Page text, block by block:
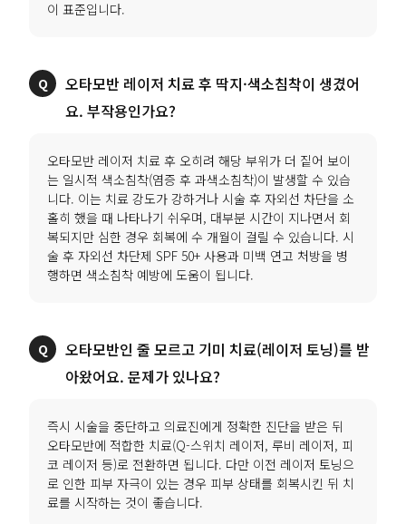
오타모반 레이저 치료 후 딱지·색소침착이 생겼어
요. 부작용인가요?
오타모반 레이저 치료 후 오히려 해당 부위가 더 짙어 보이
는 일시적 색소침착(염증 후 과색소침착)이 발생할 수 있습
니다. 이는 치료 강도가 강하거나 시술 후 자외선 차단을 소
홀히 했을 때 나타나기 쉬우며, 대부분 시간이 지나면서 회
복되지만 심한 경우 회복에 수 개월이 걸릴 수 있습니다. 시
술 후 자외선 차단제 SPF 50+ 사용과 미백 연고 처방을 병
행하면 색소침착 예방에 도움이 됩니다.
오타모반인 줄 모르고 기미 치료(레이저 토닝)를 받
아왔어요. 문제가 있나요?
즉시 시술을 중단하고 의료진에게 정확한 진단을 받은 뒤
오타모반에 적합한 치료(Q-스위치 레이저, 루비 레이저, 피
코 레이저 등)로 전환하면 됩니다. 다만 이전 레이저 토닝으
로 인한 피부 자극이 있는 경우 피부 상태를 회복시킨 뒤 치
료를 시작하는 것이 좋습니다.